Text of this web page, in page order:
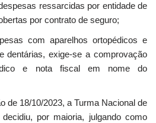
ressarcidas por entidade de
por contrato de seguro;
com aparelhos ortopédicos e
dentárias, exige-se a comprovação
e nota fiscal em nome do
de 18/10/2023, a Turma Nacional de
por maioria, julgando como